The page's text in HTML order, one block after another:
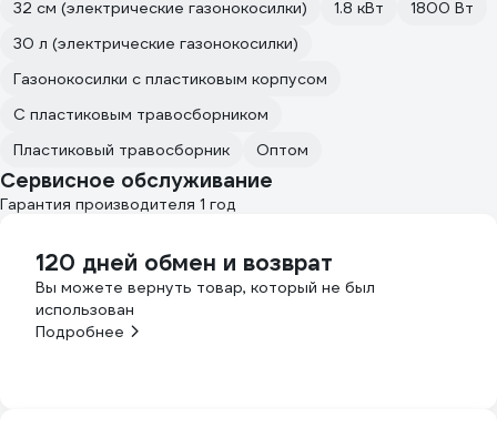
32 см (электрические газонокосилки)
1.8 кВт
1800 Вт
30 л (электрические газонокосилки)
Газонокосилки с пластиковым корпусом
С пластиковым травосборником
Пластиковый травосборник
Оптом
Сервисное обслуживание
Гарантия производителя 1 год
120 дней обмен и возврат
Вы можете вернуть товар, который не был
использован
Подробнее